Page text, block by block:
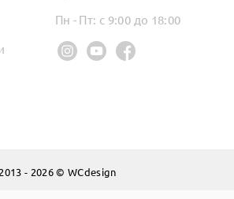
Пн - Пт: с 9:00 до 18:00
2013 - 2026 © WCdesign